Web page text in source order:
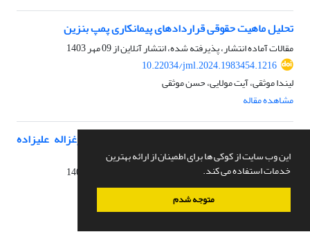
این وب سایت از کوکی ها برای اطمینان از ارائه بهترین
خدمات استفاده می کند.
متوجه شدم
تحلیل ماهیت حقوقی قراردادهای پیمانکاری پمپ بنزین
مقالات آماده انتشار، پذیرفته شده، انتشار آنلاین از09 مهر 1403
10.22034/jml.2024.1983454.1216
لیندا موثقی، آیت مولایی، حسن موثقی
مشاهده مقاله
بررسی تطبیقی و فقهی رمان خانه ادریسی ها اثرغزاله علیزاده
وبیروت 75 اثرغاده السمان
مقالات آماده انتشار، پذیرفته شده، انتشار آنلاین از
10.22034/jml.2025.732040
فاطمه بحرینی نژاد، محمد فاتحی، حمید طبسی